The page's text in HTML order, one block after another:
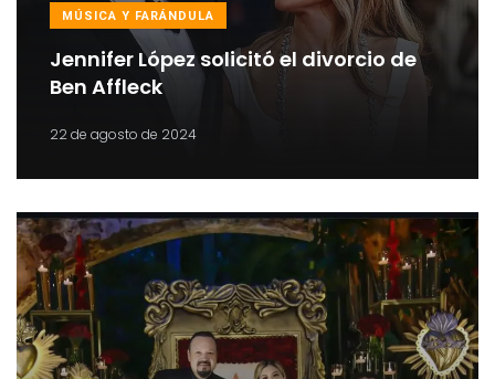
MÚSICA Y FARÁNDULA
Jennifer López solicitó el divorcio de
Ben Affleck
22 de agosto de 2024